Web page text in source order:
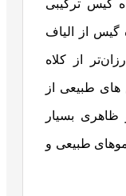
گیس ترکیبی
از الیاف
از کلاه
طبیعی از
بسیار
موهای طبیعی و